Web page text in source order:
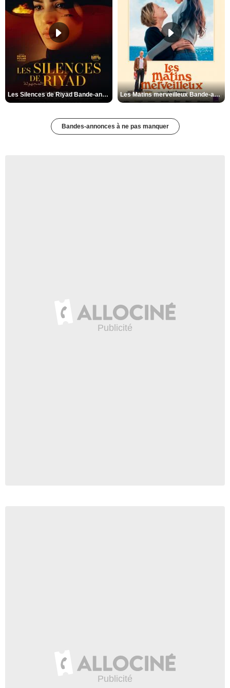
Les Silences de Riyad Bande-annonce VO STFR Les Matins merveilleux Bande-annonce VF
Bandes-annonces à ne pas manquer